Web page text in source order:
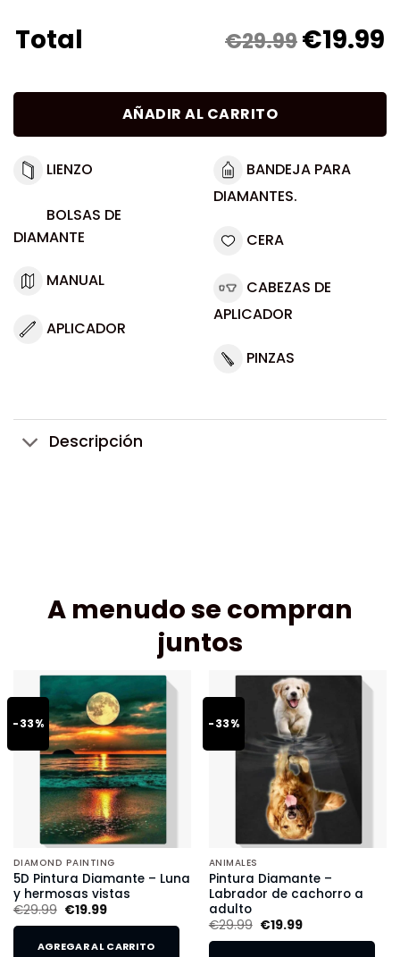
Total €29.99€19.99
AÑADIR AL CARRITO
LIENZO
BOLSAS DE
DIAMANTE
MANUAL
APLICADOR
BANDEJA PARA
DIAMANTES.
CERA
CABEZAS DE
APLICADOR
PINZAS
Descripción
A menudo se compran
juntos
-33%
DIAMOND PAINTING
5D Pintura Diamante – Luna
y hermosas vistas
€29.99 €19.99
AGREGAR AL CARRITO
-33%
ANIMALES
Pintura Diamante –
Labrador de cachorro a
adulto
€29.99 €19.99